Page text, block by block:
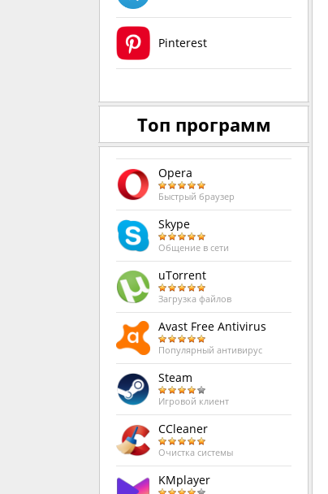
Pinterest
Топ программ
Opera
Быстрый браузер
Skype
Общение в сети
uTorrent
Загрузка файлов
Avast Free Antivirus
Популярный антивирус
Steam
Игровой клиент
CCleaner
Очистка системы
KMplayer